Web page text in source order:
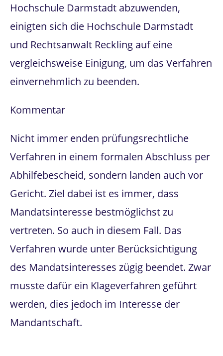
Hochschule Darmstadt abzuwenden,
einigten sich die Hochschule Darmstadt
und Rechtsanwalt Reckling auf eine
vergleichsweise Einigung, um das Verfahren
einvernehmlich zu beenden.
Kommentar
Nicht immer enden prüfungsrechtliche
Verfahren in einem formalen Abschluss per
Abhilfebescheid, sondern landen auch vor
Gericht. Ziel dabei ist es immer, dass
Mandatsinteresse bestmöglichst zu
vertreten. So auch in diesem Fall. Das
Verfahren wurde unter Berücksichtigung
des Mandatsinteresses zügig beendet. Zwar
musste dafür ein Klageverfahren geführt
werden, dies jedoch im Interesse der
Mandantschaft.